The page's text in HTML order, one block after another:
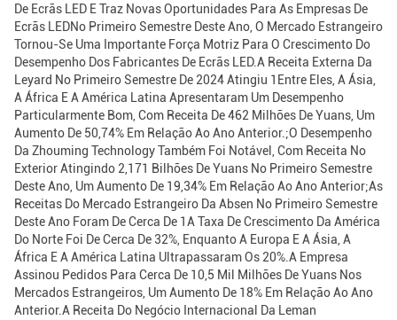
De Ecrãs LED E Traz Novas Oportunidades Para As Empresas De
Ecrãs LEDNo Primeiro Semestre Deste Ano, O Mercado Estrangeiro
Tornou-Se Uma Importante Força Motriz Para O Crescimento Do
Desempenho Dos Fabricantes De Ecrãs LED.A Receita Externa Da
Leyard No Primeiro Semestre De 2024 Atingiu 1Entre Eles, A Ásia,
A África E A América Latina Apresentaram Um Desempenho
Particularmente Bom, Com Receita De 462 Milhões De Yuans, Um
Aumento De 50,74% Em Relação Ao Ano Anterior.;O Desempenho
Da Zhouming Technology Também Foi Notável, Com Receita No
Exterior Atingindo 2,171 Bilhões De Yuans No Primeiro Semestre
Deste Ano, Um Aumento De 19,34% Em Relação Ao Ano Anterior;As
Receitas Do Mercado Estrangeiro Da Absen No Primeiro Semestre
Deste Ano Foram De Cerca De 1A Taxa De Crescimento Da América
Do Norte Foi De Cerca De 32%, Enquanto A Europa E A Ásia, A
África E A América Latina Ultrapassaram Os 20%.A Empresa
Assinou Pedidos Para Cerca De 10,5 Mil Milhões De Yuans Nos
Mercados Estrangeiros, Um Aumento De 18% Em Relação Ao Ano
Anterior.A Receita Do Negócio Internacional Da Leman